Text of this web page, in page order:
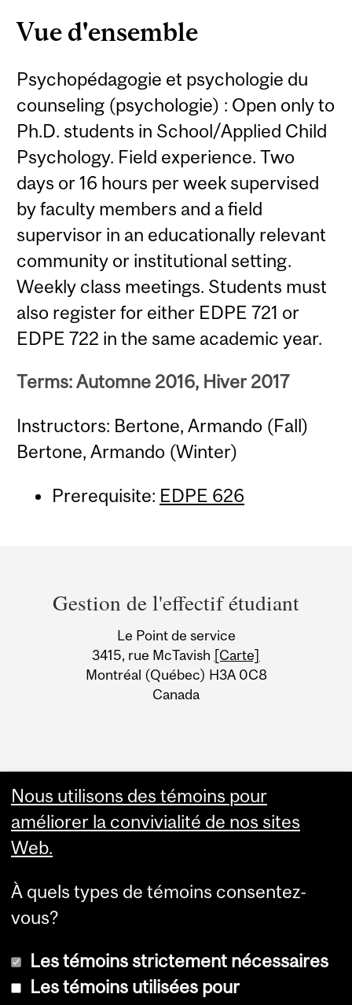
Vue d'ensemble
Psychopédagogie et psychologie du
counseling (psychologie) : Open only to
Ph.D. students in School/Applied Child
Psychology. Field experience. Two
days or 16 hours per week supervised
by faculty members and a field
supervisor in an educationally relevant
community or institutional setting.
Weekly class meetings. Students must
also register for either EDPE 721 or
EDPE 722 in the same academic year.
Terms: Automne 2016, Hiver 2017
Instructors: Bertone, Armando (Fall)
Bertone, Armando (Winter)
Prerequisite: EDPE 626
and
University
Information
Gestion de l'effectif étudiant
Le Point de service
3415, rue McTavish [Carte]
Montréal (Québec) H3A 0C8
Canada
Nous utilisons des témoins pour
améliorer la convivialité de nos sites
Web.
À quels types de témoins consentez-
vous?
Les témoins strictement nécessaires
Les témoins utilisées pour